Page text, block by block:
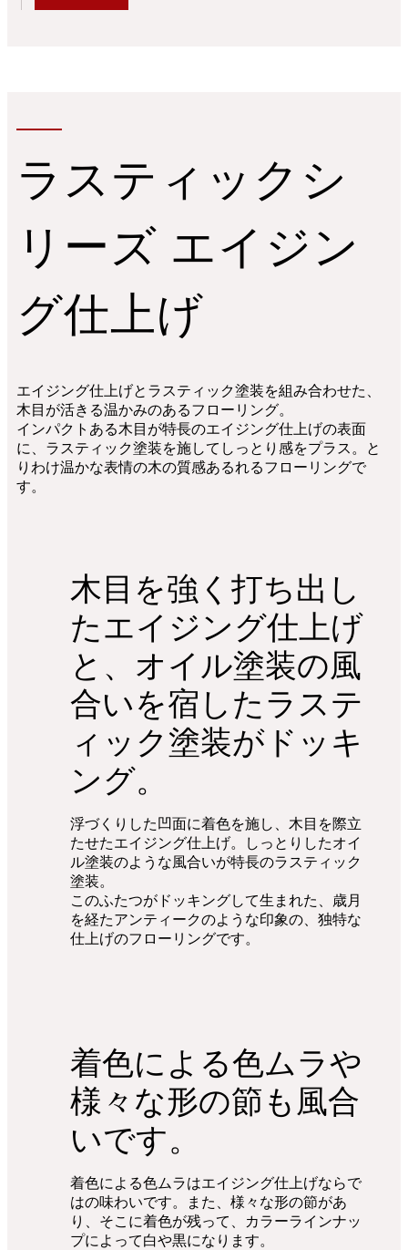
ラスティックシ
リーズ エイジン
グ仕上げ
エイジング仕上げとラスティック塗装を組み合わせた、
木目が活きる温かみのあるフローリング。
インパクトある木目が特長のエイジング仕上げの表面
に、ラスティック塗装を施してしっとり感をプラス。と
りわけ温かな表情の木の質感あるれるフローリングで
す。
木目を強く打ち出し
たエイジング仕上げ
と、オイル塗装の風
合いを宿したラステ
ィック塗装がドッキ
ング。
浮づくりした凹面に着色を施し、木目を際立
たせたエイジング仕上げ。しっとりしたオイ
ル塗装のような風合いが特長のラスティック
塗装。
このふたつがドッキングして生まれた、歳月
を経たアンティークのような印象の、独特な
仕上げのフローリングです。
着色による色ムラや
様々な形の節も風合
いです。
着色による色ムラはエイジング仕上げならで
はの味わいです。また、様々な形の節があ
り、そこに着色が残って、カラーラインナッ
プによって白や黒になります。